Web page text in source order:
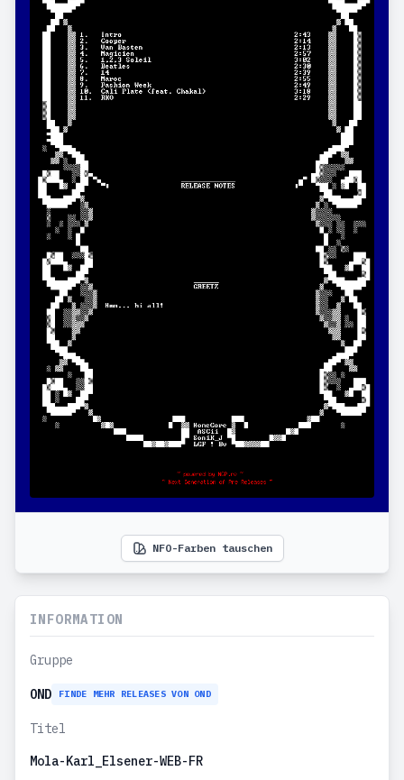
NFO-Farben tauschen
INFORMATION
Gruppe
OND FINDE MEHR RELEASES VON OND
Titel
Mola-Karl_Elsener-WEB-FR